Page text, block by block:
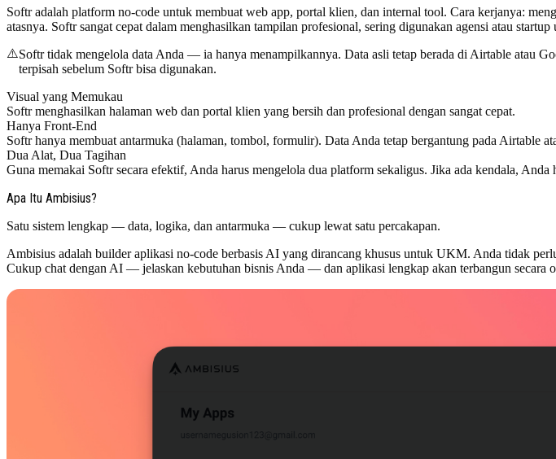
Softr adalah platform no-code untuk membuat web app, portal klien, dan internal tool. Cara kerjanya:
atasnya. Softr sangat cepat dalam menghasilkan tampilan profesional, sering digunakan agensi atau
⚠️Softr tidak mengelola data Anda — ia hanya menampilkannya. Data asli tetap berada di Airtable atau
terpisah sebelum Softr bisa digunakan.
Visual yang Memukau
Softr menghasilkan halaman web dan portal klien yang bersih dan profesional dengan sangat cepat.
Hanya Front-End
Softr hanya membuat antarmuka (halaman, tombol, formulir). Data Anda tetap bergantung pada Airtable
Dua Alat, Dua Tagihan
Guna memakai Softr secara efektif, Anda harus mengelola dua platform sekaligus. Jika ada kendala, Anda
Apa Itu Ambisius?
Satu sistem lengkap — data, logika, dan antarmuka — cukup lewat satu percakapan.
Ambisius adalah builder aplikasi no-code berbasis AI yang dirancang khusus untuk UKM. Anda tidak
Cukup chat dengan AI — jelaskan kebutuhan bisnis Anda — dan aplikasi lengkap akan terbangun secara